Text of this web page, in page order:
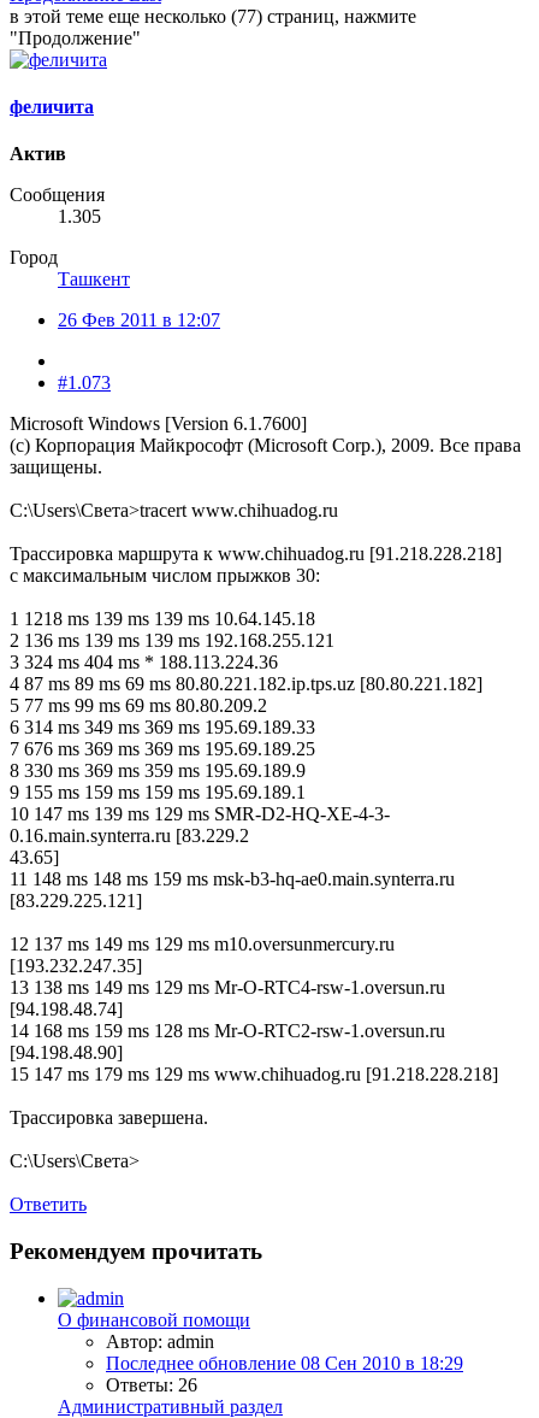
в этой теме еще несколько (77) страниц, нажмите
"Продолжение"
феличита
Актив
Сообщения
1.305
Город
Ташкент
26 Фев 2011 в 12:07
#1.073
Microsoft Windows [Version 6.1.7600]
(c) Корпорация Майкрософт (Microsoft Corp.), 2009. Все права
защищены.
C:\Users\Света>tracert www.chihuadog.ru
Трассировка маршрута к www.chihuadog.ru [91.218.228.218]
с максимальным числом прыжков 30:
1 1218 ms 139 ms 139 ms 10.64.145.18
2 136 ms 139 ms 139 ms 192.168.255.121
3 324 ms 404 ms * 188.113.224.36
4 87 ms 89 ms 69 ms 80.80.221.182.ip.tps.uz [80.80.221.182]
5 77 ms 99 ms 69 ms 80.80.209.2
6 314 ms 349 ms 369 ms 195.69.189.33
7 676 ms 369 ms 369 ms 195.69.189.25
8 330 ms 369 ms 359 ms 195.69.189.9
9 155 ms 159 ms 159 ms 195.69.189.1
10 147 ms 139 ms 129 ms SMR-D2-HQ-XE-4-3-
0.16.main.synterra.ru [83.229.2
43.65]
11 148 ms 148 ms 159 ms msk-b3-hq-ae0.main.synterra.ru
[83.229.225.121]
12 137 ms 149 ms 129 ms m10.oversunmercury.ru
[193.232.247.35]
13 138 ms 149 ms 129 ms Mr-O-RTC4-rsw-1.oversun.ru
[94.198.48.74]
14 168 ms 159 ms 128 ms Mr-O-RTC2-rsw-1.oversun.ru
[94.198.48.90]
15 147 ms 179 ms 129 ms www.chihuadog.ru [91.218.228.218]
Трассировка завершена.
C:\Users\Света>
Ответить
Рекомендуем прочитать
О финансовой помощи
Автор: admin
Последнее обновление 08 Сен 2010 в 18:29
Ответы: 26
Административный раздел